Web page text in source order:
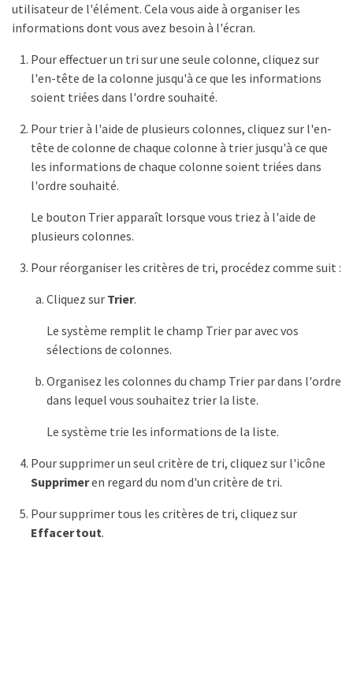
utilisateur de l'élément. Cela vous aide à organiser les
informations dont vous avez besoin à l'écran.
Pour effectuer un tri sur une seule colonne, cliquez sur
l'en-tête de la colonne jusqu'à ce que les informations
soient triées dans l'ordre souhaité.
Pour trier à l'aide de plusieurs colonnes, cliquez sur l'en-
tête de colonne de chaque colonne à trier jusqu'à ce que
les informations de chaque colonne soient triées dans
l'ordre souhaité.
Le bouton Trier apparaît lorsque vous triez à l'aide de
plusieurs colonnes.
Pour réorganiser les critères de tri, procédez comme suit :
Cliquez sur Trier.
Le système remplit le champ Trier par avec vos
sélections de colonnes.
Organisez les colonnes du champ Trier par dans l'ordre
dans lequel vous souhaitez trier la liste.
Le système trie les informations de la liste.
Pour supprimer un seul critère de tri, cliquez sur l'icône
Supprimeren regard du nom d'un critère de tri.
Pour supprimer tous les critères de tri, cliquez sur
Effacer tout.